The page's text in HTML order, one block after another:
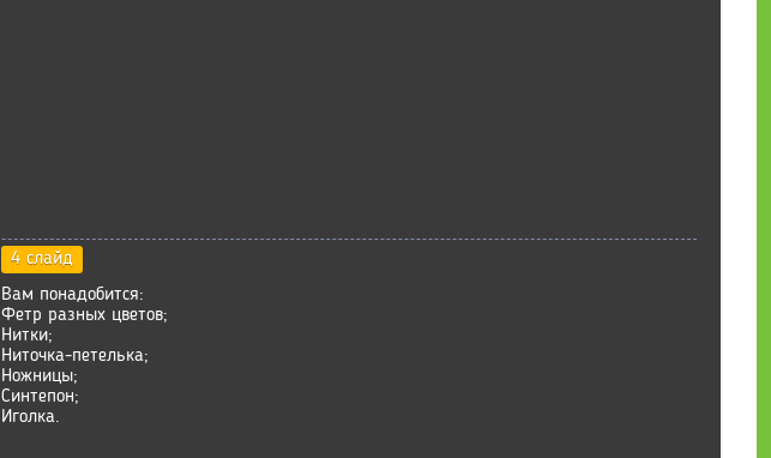
4 слайд
Вам понадобится:
Фетр разных цветов;
Нитки;
Ниточка-петелька;
Ножницы;
Синтепон;
Иголка.